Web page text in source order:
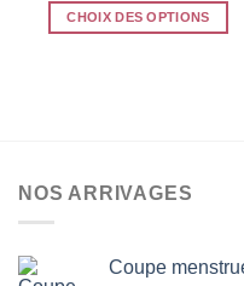
CHOIX DES OPTIONS
options
choisies
NOS ARRIVAGES
Coupe